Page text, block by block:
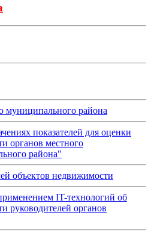
муниципального района
показателей для оценки
органов местного
района"
объектов недвижимости
IT-технологий об
руководителей органов